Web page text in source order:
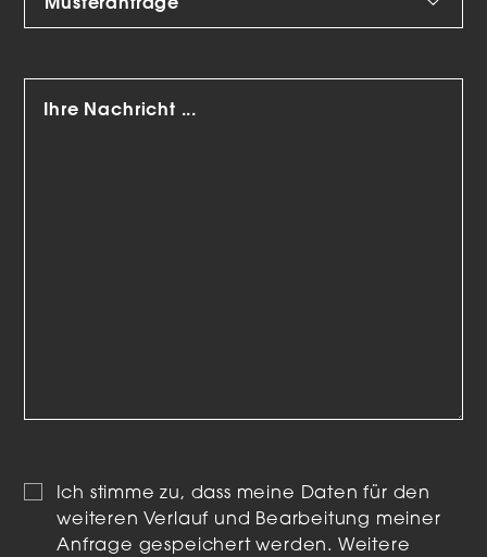
Ich stimme zu, dass meine Daten für den
weiteren Verlauf und Bearbeitung meiner
Anfrage gespeichert werden. Weitere
Marketing-Cookies werden von Drittanbietern oder
Publishern verwendet, um personalisierte Werbung